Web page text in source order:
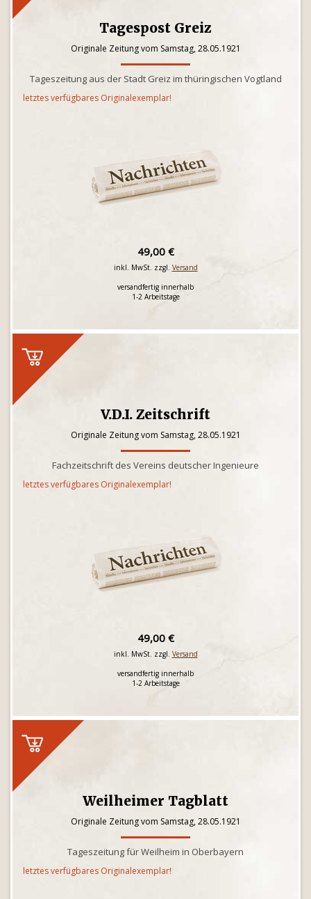
Tagespost Greiz
Originale Zeitung vom Samstag, 28.05.1921
Tageszeitung aus der Stadt Greiz im thüringischen Vogtland
letztes verfügbares Originalexemplar!
49,00 €
inkl. MwSt. zzgl. Versand
versandfertig innerhalb
1-2 Arbeitstage
V.D.I. Zeitschrift
Originale Zeitung vom Samstag, 28.05.1921
Fachzeitschrift des Vereins deutscher Ingenieure
letztes verfügbares Originalexemplar!
49,00 €
inkl. MwSt. zzgl. Versand
versandfertig innerhalb
1-2 Arbeitstage
Weilheimer Tagblatt
Originale Zeitung vom Samstag, 28.05.1921
Tageszeitung für Weilheim in Oberbayern
letztes verfügbares Originalexemplar!